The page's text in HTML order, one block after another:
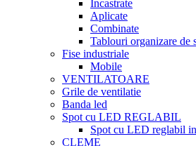
Incastrate
Aplicate
Combinate
Tablouri organizare de
Fise industriale
Mobile
VENTILATOARE
Grile de ventilatie
Banda led
Spot cu LED REGLABIL
Spot cu LED reglabil
CLEME